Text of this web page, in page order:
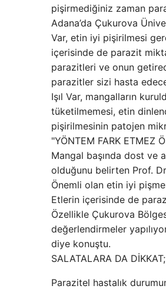
pişirmediğiniz zaman
Adana’da Çukurova
Var, etin iyi pişirilmesi
içerisinde de parazit
parazitleri ve onun
parazitler sizi hasta
Işıl Var, mangalların
tüketilmemesi, etin
pişirilmesinin patojen
"YÖNTEM FARK ETMEZ
Mangal başında dost ve
olduğunu belirten Prof.
Önemli olan etin iyi
Etlerin içerisinde de
Özellikle Çukurova
değerlendirmeler
diye konuştu.
SALATALARA DA
Parazitel hastalık